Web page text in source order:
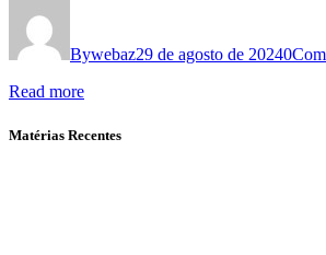
Bywebaz29 de agosto de 20240
Read more
Matérias Recentes